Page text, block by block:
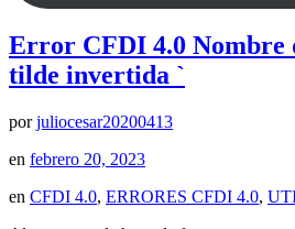
Error CFDI 4.0 Nombre
tilde invertida `
porjuliocesar20200413
en febrero 20, 2023
en CFDI 4.0, ERRORES CFDI 4.0,